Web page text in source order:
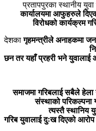
प्रतापपुरका स्थानीय
कार्यालयमा आफुहरुले
विरोधको कार्यक्रम
देशकागृहमन्त्रीले अनाहकमा
छन तर यहाँ प्रहरी भने युवालाई
समाजमा गरिबलाई सबैले हेला
संस्थाको परिकल्पना
त्यस्तै स्थानिय
गरिब युवालाई दुःख दिएको आरोप